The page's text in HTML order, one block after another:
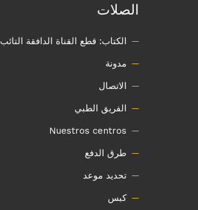
الصلات
الكتاب: قطع القناة الدافقة التائب
مدونة
الاتصال
الفريق الطبي
Nuestros centros
طرق الدفع
تحديد موعد
كبس